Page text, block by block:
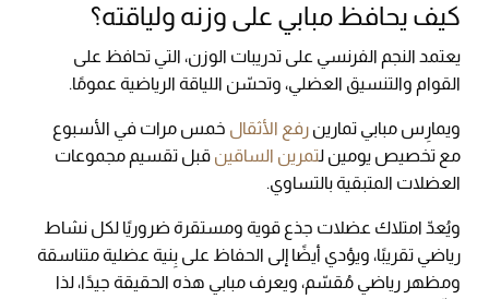
كيف يحافظ مبابي على وزنه ولياقته؟
يعتمد النجم الفرنسي على تدريبات الوزن، التي تحافظ على
القوام والتنسيق العضلي، وتحسّن اللياقة الرياضية عمومًا.
ويمارِس مبابي تمارين رفع الأثقال خمس مرات في الأسبوع
مع تخصيص يومين لتمرين الساقين قبل تقسيم مجموعات
العضلات المتبقية بالتساوي.
ويُعدّ امتلاك عضلات جذع قوية ومستقرة ضروريًا لكل نشاط
رياضي تقريبًا، ويؤدي أيضًا إلى الحفاظ على بِنية عضلية متناسقة
ومظهر رياضي مُقسّم، ويعرف مبابي هذه الحقيقة جيدًا، لذا